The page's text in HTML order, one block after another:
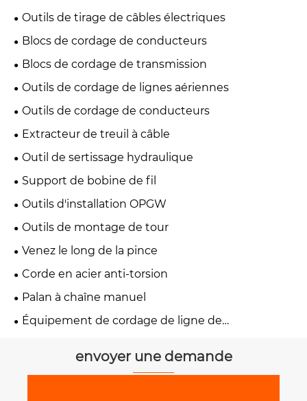
Outils de tirage de câbles électriques
Blocs de cordage de conducteurs
Blocs de cordage de transmission
Outils de cordage de lignes aériennes
Outils de cordage de conducteurs
Extracteur de treuil à câble
Outil de sertissage hydraulique
Support de bobine de fil
Outils d'installation OPGW
Outils de montage de tour
Venez le long de la pince
Corde en acier anti-torsion
Palan à chaîne manuel
Équipement de cordage de ligne de
envoyer une demande